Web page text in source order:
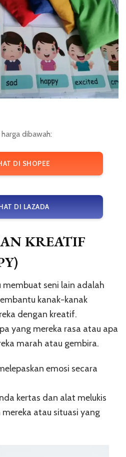
dibawah:
DI SHOPEE
DI LAZADA
KREATIF
membuat seni lain adalah
kanak-kanak
dengan kreatif.
yang mereka rasa atau apa
marah atau gembira.
emosi secara
kertas dan alat melukis
atau situasi yang